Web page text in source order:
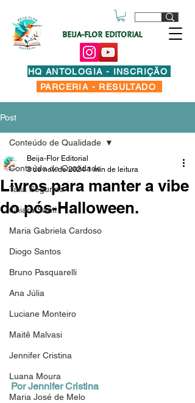
BEIJA-FLOR EDITORIAL
PARCERIA - RESULTADO
HQ ANTOLOGIA - INSCRIÇÃO
Post
Conteúdo de Qualidade
Taila Segundo
Chiara Santi
Maria Gabriela Cardoso
Diogo Santos
Bruno Pasquarelli
Ana Júlia
Luciane Monteiro
Maitê Malvasi
Jennifer Cristina
Luana Moura
Maria José de Melo
Conteúdo de Qualidade
Livros para manter a vibe
do pós-Halloween.
Beija-Flor Editorial
3 de nov. de 2024 1 min de leitura
Por Jennifer Cristina